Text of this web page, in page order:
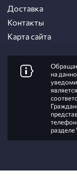
Доставка
Контакты
Карта сайта
на
разделе